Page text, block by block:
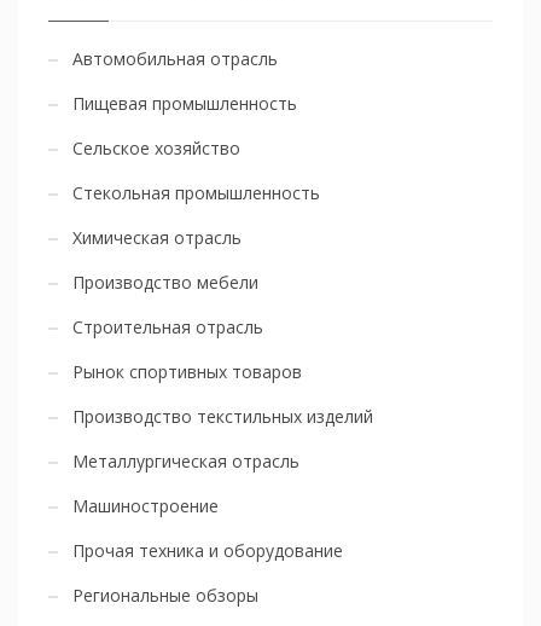
Автомобильная отрасль
Пищевая промышленность
Сельское хозяйство
Стекольная промышленность
Химическая отрасль
Производство мебели
Строительная отрасль
Рынок спортивных товаров
Производство текстильных изделий
Металлургическая отрасль
Машиностроение
Прочая техника и оборудование
Региональные обзоры